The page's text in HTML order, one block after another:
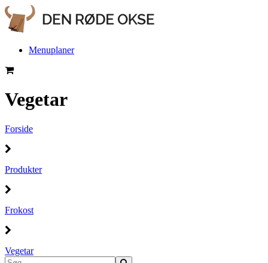
Menuplaner
Vegetar
Forside
Produkter
Frokost
Vegetar